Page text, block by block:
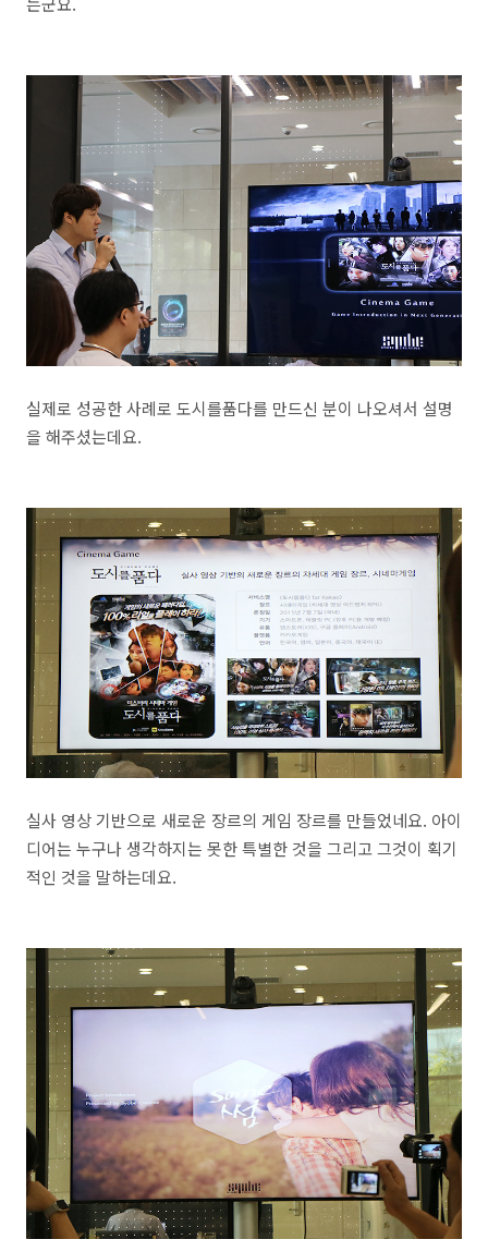
실제로 성공한 사례로 도시를품다를 만드신 분이 나오셔서 설명
을 해주셨는데요.
실사 영상 기반으로 새로운 장르의 게임 장르를 만들었네요. 아이
디어는 누구나 생각하지는 못한 특별한 것을 그리고 그것이 획기
적인 것을 말하는데요.